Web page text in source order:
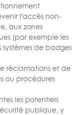
l'accès non-
aux zones
(par exemple les
de badges
réclamations et de
ou procédures
les potentiels
publique, y